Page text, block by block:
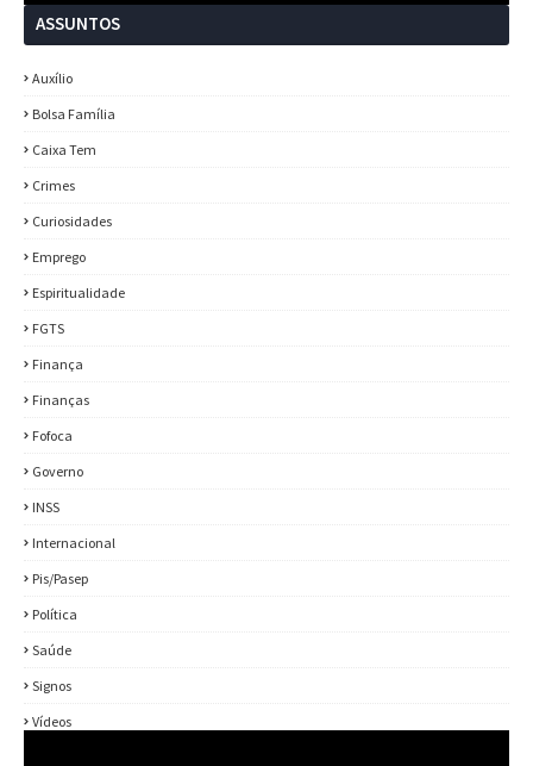
ASSUNTOS
Auxílio
Bolsa Família
Caixa Tem
Crimes
Curiosidades
Emprego
Espiritualidade
FGTS
Finança
Finanças
Fofoca
Governo
INSS
Internacional
Pis/Pasep
Política
Saúde
Signos
Vídeos